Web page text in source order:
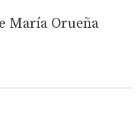
María Orueña